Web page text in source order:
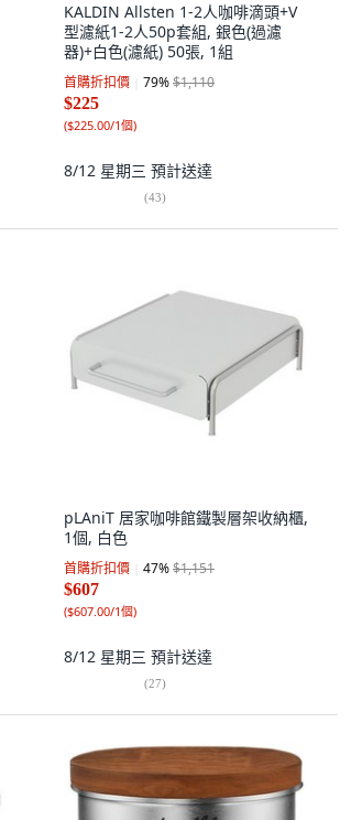
KALDIN Allsten 1-2人咖啡滴頭+V
型濾紙1-2人50p套組, 銀色(過濾
器)+白色(濾紙) 50張, 1組
首購折扣價 79%$1,110
$225
($225.00/1個)
8/12 星期三 預計送達
(43)
pLAniT 居家咖啡館鐵製層架收納櫃,
1個, 白色
首購折扣價 47%$1,151
$607
($607.00/1個)
8/12 星期三 預計送達
(27)